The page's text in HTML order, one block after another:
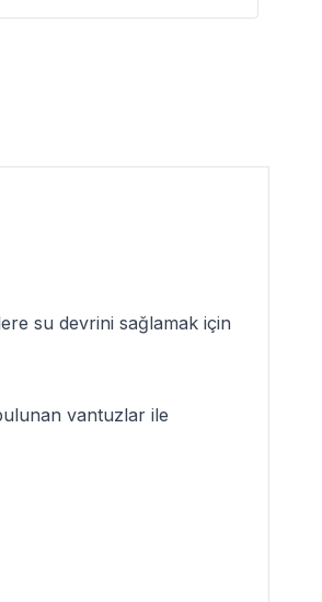
su devrini sağlamak için
vantuzlar ile